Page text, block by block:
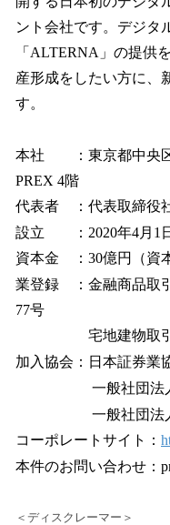
ント会社です。デジタ
「ALTERNA」の提供
産形成をしたい方に、
す。
本社 ：東京都中央区
PREX 4階
代表者 ：代表取締役
設立 ：2020年4月1
資本金 ：30億円（資
業登録 ：金融商品取
77号
宅地建物取引業：
加入協会：日本証券業
一般社団法人 第
一般社団法人
コーポレートサイト：
本件のお問い合わせ：
＜ディスクレーマー＞